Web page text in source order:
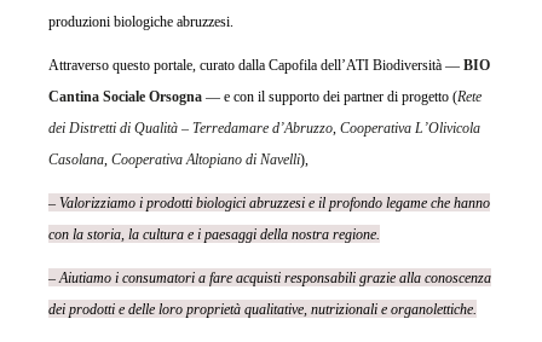
produzioni biologiche abruzzesi.
Attraverso questo portale, curato dalla Capofila dell’ATI Biodiversità — BIO
Cantina Sociale Orsogna — e con il supporto dei partner di progetto (Rete
dei Distretti di Qualità – Terredamare d’Abruzzo Cooperativa L’Olivicola
Casolana Cooperativa Altopiano di Navelli),
– Valorizziamo i prodotti biologici abruzzesi e il profondo legame che hanno
con la storia, la cultura e i paesaggi della nostra regione.
– Aiutiamo i consumatori a fare acquisti responsabili grazie alla conoscenza
dei prodotti e delle loro proprietà qualitative, nutrizionali e organolettiche.